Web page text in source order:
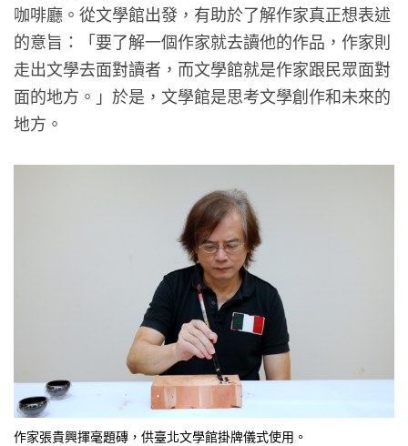
咖啡廳。從文學館出發，有助於了解作家真正想表述
的意旨：「要了解一個作家就去讀他的作品，作家則
走出文學去面對讀者，而文學館就是作家跟民眾面對
面的地方。」於是，文學館是思考文學創作和未來的
地方。
作家張貴興揮毫題磚，供臺北文學館掛牌儀式使用。